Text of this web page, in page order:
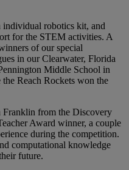
individual robotics kit, and
for the STEM activities. A
of our special
in our Clearwater, Florida
Middle School in
Reach Rockets won the
Franklin from the Discovery
Award winner, a couple
during the competition.
computational knowledge
future.